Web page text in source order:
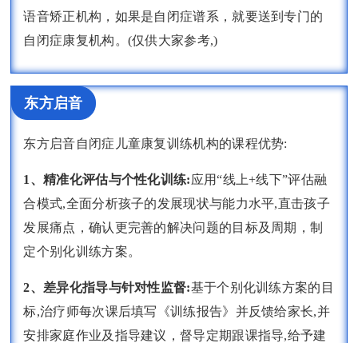
语音矫正机构，如果是自闭症谱系，就要送到专门的
自闭症康复机构。(仅供大家参考,)
东方启音
东方启音自闭症儿童康复训练机构的课程优势:
1、精准化评估与个性化训练:应用“线上+线下”评估融
合模式,全面分析孩子的发展现状与能力水平,直击孩子
发展痛点，确认更完善的解决问题的目标及周期，制
定个别化训练方案。
2、差异化指导与针对性监督:基于个别化训练方案的目
标,治疗师每次课后填写《训练报告》并反馈给家长,并
安排家庭作业及指导建议，督导定期跟课指导,给予建